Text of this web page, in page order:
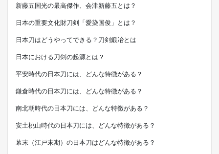
新藤五国光の最高傑作、会津新藤五とは？
日本の重要文化財刀剣「愛染国俊」とは？
日本刀はどうやってできる？刀剣鍛冶とは
日本における刀剣の起源とは？
平安時代の日本刀には、どんな特徴がある？
鎌倉時代の日本刀には、どんな特徴がある？
南北朝時代の日本刀には、どんな特徴がある？
安土桃山時代の日本刀には、どんな特徴がある？
幕末（江戸末期）の日本刀はどんな特徴がある？